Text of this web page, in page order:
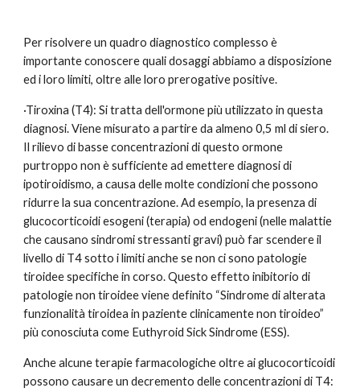
Per risolvere un quadro diagnostico complesso è
importante conoscere quali dosaggi abbiamo a disposizione
ed i loro limiti, oltre alle loro prerogative positive.
·Tiroxina (T4): Si tratta dell'ormone più utilizzato in questa
diagnosi. Viene misurato a partire da almeno 0,5 ml di siero.
Il rilievo di basse concentrazioni di questo ormone
purtroppo non è sufficiente ad emettere diagnosi di
ipotiroidismo, a causa delle molte condizioni che possono
ridurre la sua concentrazione. Ad esempio, la presenza di
glucocorticoidi esogeni (terapia) od endogeni (nelle malattie
che causano sindromi stressanti gravi) può far scendere il
livello di T4 sotto i limiti anche se non ci sono patologie
tiroidee specifiche in corso. Questo effetto inibitorio di
patologie non tiroidee viene definito “Sindrome di alterata
funzionalità tiroidea in paziente clinicamente non tiroideo”
più conosciuta come Euthyroid Sick Sindrome (ESS).
Anche alcune terapie farmacologiche oltre ai glucocorticoidi
possono causare un decremento delle concentrazioni di T4: